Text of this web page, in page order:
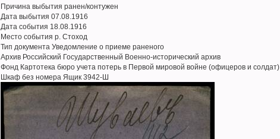
Причина выбытия ранен/контужен
Дата выбытия 07.08.1916
Дата события 18.08.1916
Место события р. Стоход
Тип документа Уведомление о приеме раненого
Архив Российский Государственный Военно-исторический архив
Фонд Картотека бюро учета потерь в Первой мировой войне (офицеров и солдат)
Шкаф без номера Ящик 3942-Ш